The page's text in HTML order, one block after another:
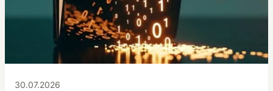
30.07.2026